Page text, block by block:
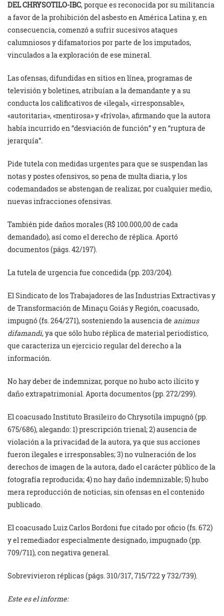
DEL CHRYSOTILO-IBC, porque es reconocida por su militancia
a favor de la prohibición del asbesto en América Latina y, en
consecuencia, comenzó a sufrir sucesivos ataques
calumniosos y difamatorios por parte de los imputados,
vinculados a la exploración de ese mineral.
Las ofensas, difundidas en sitios en línea, programas de
televisión y boletines, atribuían a la demandante y a su
conducta los calificativos de «ilegal», «irresponsable»,
«autoritaria», «mentirosa» y «frívola», afirmando que la autora
había incurrido en “desviación de función” y en “ruptura de
jerarquía”.
Pide tutela con medidas urgentes para que se suspendan las
notas y postes ofensivos, so pena de multa diaria, y los
codemandados se abstengan de realizar, por cualquier medio,
nuevas infracciones ofensivas.
También pide daños morales (R$ 100.000,00 de cada
demandado), así como el derecho de réplica. Aportó
documentos (págs. 42/197).
La tutela de urgencia fue concedida (pp. 203/204).
El Sindicato de los Trabajadores de las Industrias Extractivas y
de Transformación de Minaçu Goiás y Región, coacusado,
impugnó (fs. 264/271), sosteniendo la ausencia de animus
difamandi, ya que sólo hubo réplica de material periodístico,
que caracteriza un ejercicio regular del derecho a la
información.
No hay deber de indemnizar, porque no hubo acto ilícito y
daño extrapatrimonial. Aporta documentos (pp. 272/299).
El coacusado Instituto Brasileiro do Chrysotila impugnó (pp.
675/686), alegando: 1) prescripción trienal; 2) ausencia de
violación a la privacidad de la autora, ya que sus acciones
fueron ilegales e irresponsables; 3) no vulneración de los
derechos de imagen de la autora, dado el carácter público de la
fotografía reproducida; 4) no hay daño indemnizable; 5) hubo
mera reproducción de noticias, sin ofensas en el contenido
publicado.
El coacusado Luiz Carlos Bordoni fue citado por oficio (fs. 672)
y el remediador especialmente designado, impugnado (pp.
709/711), con negativa general.
Sobrevivieron réplicas (págs. 310/317, 715/722 y 732/739).
Este es el informe: